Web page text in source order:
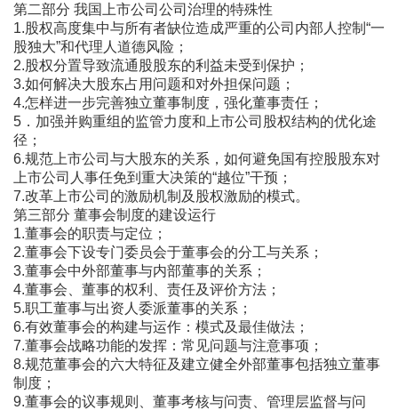
第二部分 我国上市公司公司治理的特殊性
1.股权高度集中与所有者缺位造成严重的公司内部人控制“一
股独大”和代理人道德风险；
2.股权分置导致流通股股东的利益未受到保护；
3.如何解决大股东占用问题和对外担保问题；
4.怎样进一步完善独立董事制度，强化董事责任；
5．加强并购重组的监管力度和上市公司股权结构的优化途
径；
6.规范上市公司与大股东的关系，如何避免国有控股股东对
上市公司人事任免到重大决策的“越位”干预；
7.改革上市公司的激励机制及股权激励的模式。
第三部分 董事会制度的建设运行
1.董事会的职责与定位；
2.董事会下设专门委员会于董事会的分工与关系；
3.董事会中外部董事与内部董事的关系；
4.董事会、董事的权利、责任及评价方法；
5.职工董事与出资人委派董事的关系；
6.有效董事会的构建与运作：模式及最佳做法；
7.董事会战略功能的发挥：常见问题与注意事项；
8.规范董事会的六大特征及建立健全外部董事包括独立董事
制度；
9.董事会的议事规则、董事考核与问责、管理层监督与问